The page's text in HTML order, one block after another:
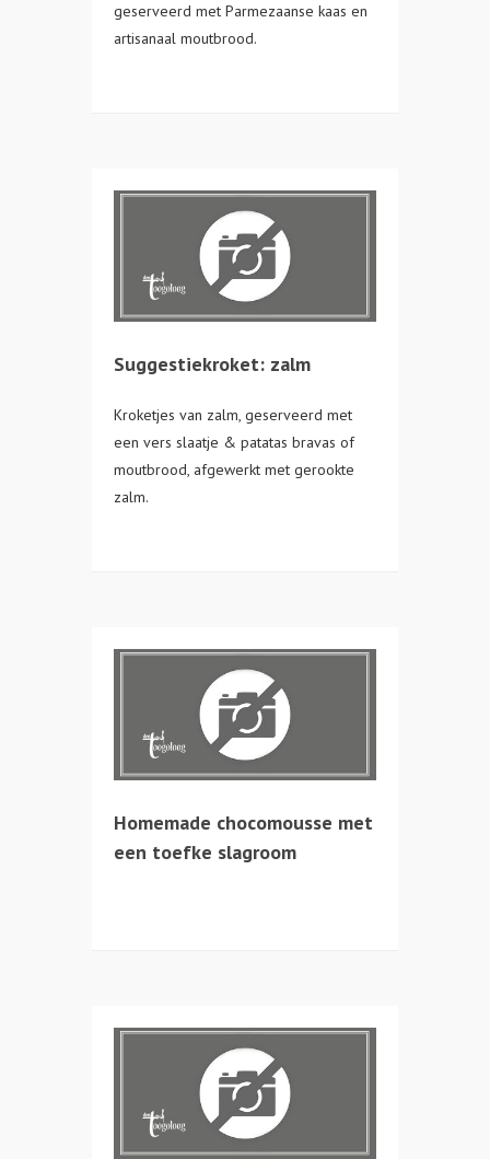
geserveerd met Parmezaanse kaas en
artisanaal moutbrood.
Suggestiekroket: zalm
Kroketjes van zalm, geserveerd met
een vers slaatje & patatas bravas of
moutbrood, afgewerkt met gerookte
zalm.
Homemade chocomousse met
een toefke slagroom